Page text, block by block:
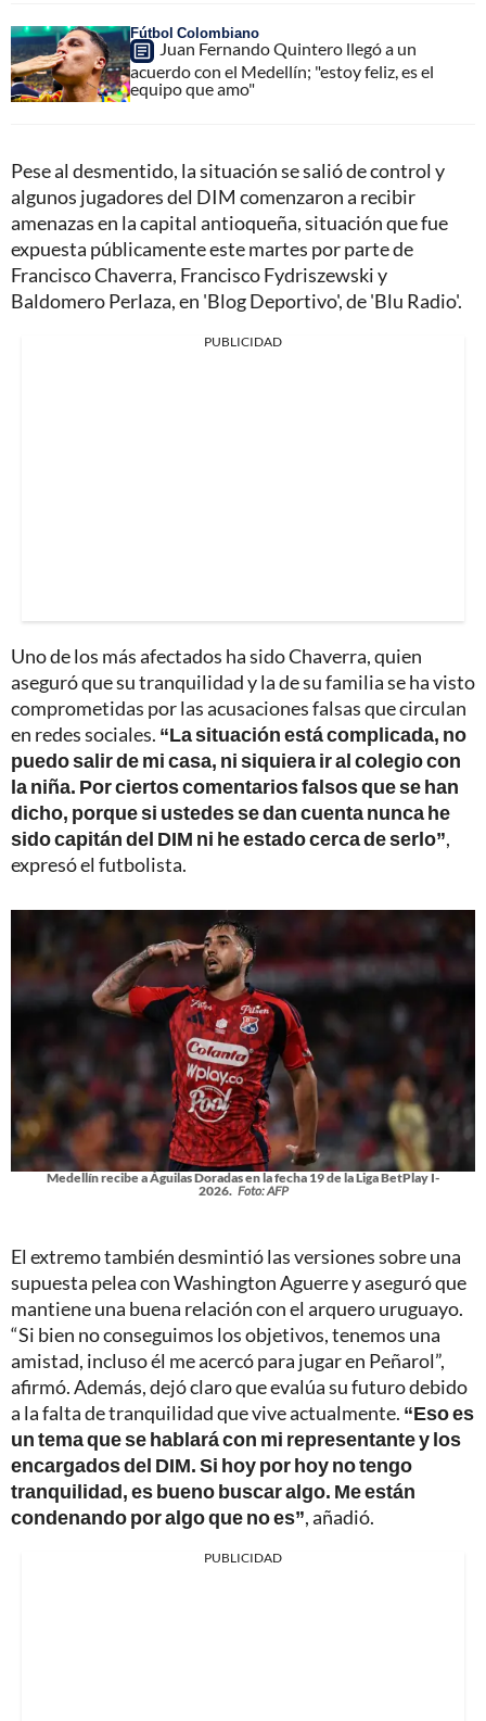
Fútbol Colombiano
Juan Fernando Quintero llegó a un
acuerdo con el Medellín; "estoy feliz, es el
equipo que amo"
Pese al desmentido, la situación se salió de control y
algunos jugadores del DIM comenzaron a recibir
amenazas en la capital antioqueña, situación que fue
expuesta públicamente este martes por parte de
Francisco Chaverra, Francisco Fydriszewski y
Baldomero Perlaza, en 'Blog Deportivo', de 'Blu Radio'.
PUBLICIDAD
Uno de los más afectados ha sido Chaverra, quien
aseguró que su tranquilidad y la de su familia se ha visto
comprometidas por las acusaciones falsas que circulan
en redes sociales. “La situación está complicada, no
puedo salir de mi casa, ni siquiera ir al colegio con
la niña. Por ciertos comentarios falsos que se han
dicho, porque si ustedes se dan cuenta nunca he
sido capitán del DIM ni he estado cerca de serlo”,
expresó el futbolista.
Medellín recibe a Águilas Doradas en la fecha 19 de la Liga BetPlay I-
2026. Foto: AFP
El extremo también desmintió las versiones sobre una
supuesta pelea con Washington Aguerre y aseguró que
mantiene una buena relación con el arquero uruguayo.
“Si bien no conseguimos los objetivos, tenemos una
amistad, incluso él me acercó para jugar en Peñarol”,
afirmó. Además, dejó claro que evalúa su futuro debido
a la falta de tranquilidad que vive actualmente. “Eso es
un tema que se hablará con mi representante y los
encargados del DIM. Si hoy por hoy no tengo
tranquilidad, es bueno buscar algo. Me están
condenando por algo que no es”, añadió.
PUBLICIDAD